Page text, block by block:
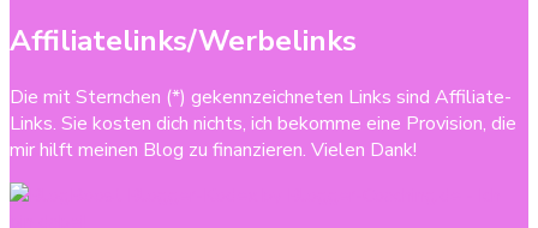
Affiliatelinks/Werbelinks
Die mit Sternchen (*) gekennzeichneten Links sind Affiliate-
Links. Sie kosten dich nichts, ich bekomme eine Provision, die
mir hilft meinen Blog zu finanzieren. Vielen Dank!